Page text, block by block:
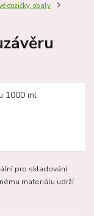
dozičky, obaly
pro skladování
materiálu udrží